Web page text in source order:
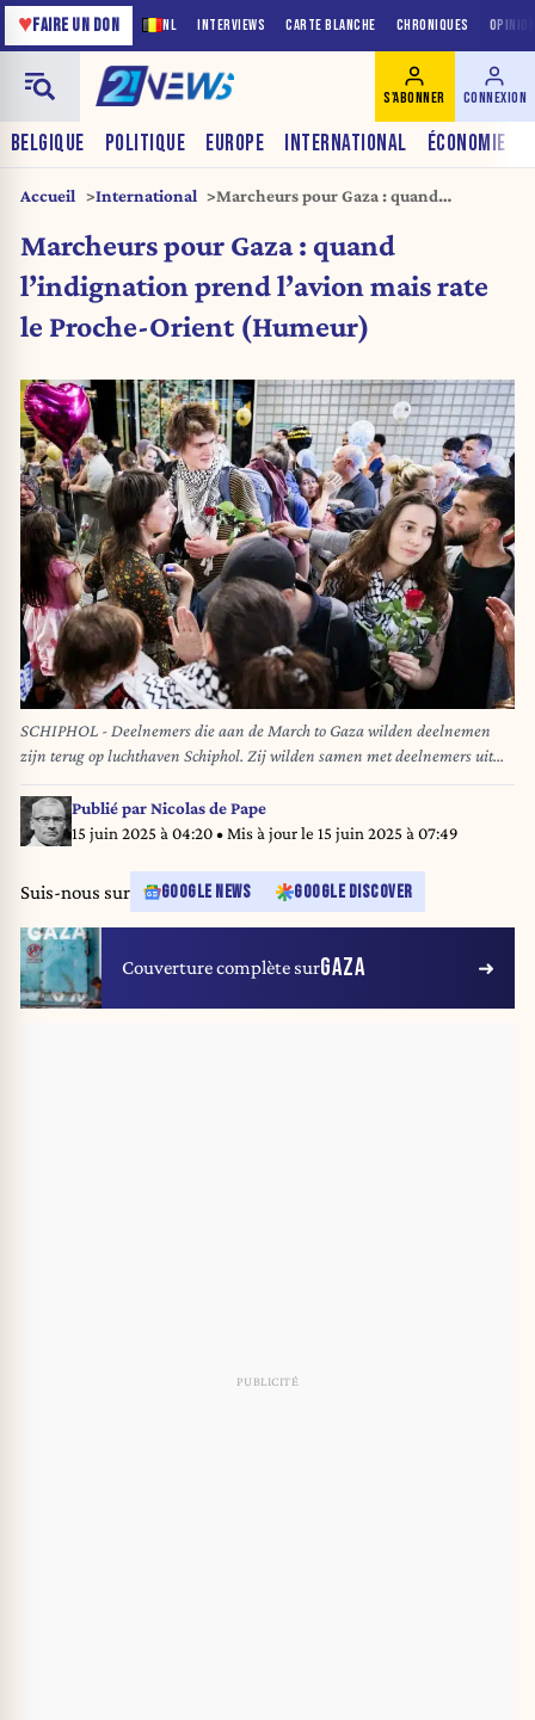
NL INTERVIEWS CARTE BLANCHE CHRONIQUES
♥FAIRE UN DON
BELGIQUE POLITIQUE EUROPE INTERNATIONAL ÉCONOMIE
S'ABONNER CONNEXION
Accueil International
Marcheurs pour Gaza : quand
Proche-Orient (Humeur)
Marcheurs pour Gaza : quand
l’indignation prend l’avion mais rate
le Proche-Orient (Humeur)
SCHIPHOL - Deelnemers die aan de March to Gaza wilden deelnemen
zijn terug op luchthaven Schiphol. Zij wilden samen met deelnemers uit
andere landen een tocht van zo'n vijftig kilometer te voet af te leggen, van
Egypte naar de grens met de Gazastrook, maar werden direct bij aankomst
vastgehouden op de luchthaven van Caïro en na verhoor teruggestuurd.
Publié parNicolas de Pape
15 juin 2025 à 04:20• Mis à jour le 15 juin 2025 à 07:49
Suis-nous sur GOOGLE NEWS GOOGLE DISCOVER
Couverture complète surGAZA